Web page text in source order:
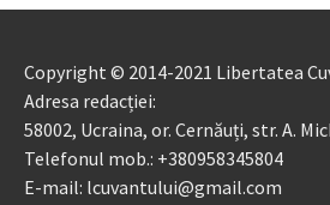
Copyright © 2014-2021 Libertatea
Adresa redacției:
58002, Ucraina, or. Cernăuți, str. A.
Telefonul mob.: +380958345804
E-mail: lcuvantului@gmail.com